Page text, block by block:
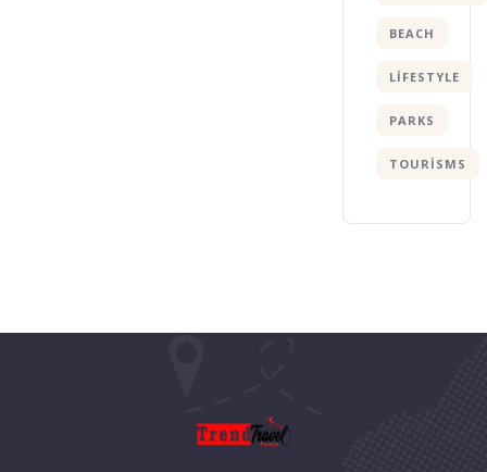
BEACH
LIFESTYLE
PARKS
TOURISMS